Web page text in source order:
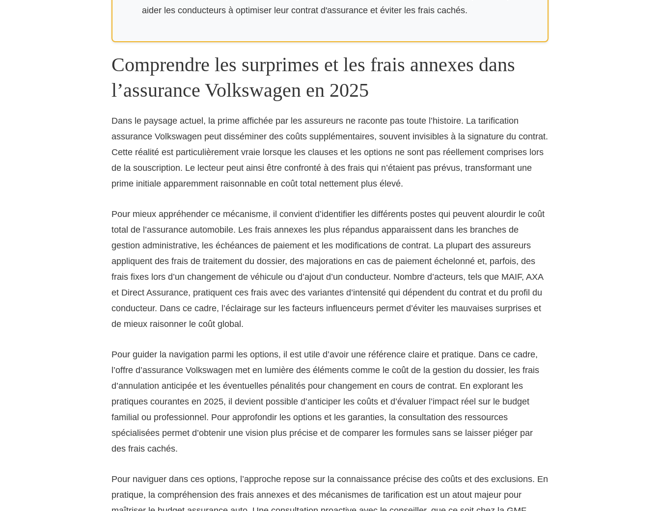
aider les conducteurs à optimiser leur contrat d'assurance et éviter les frais cachés.
Comprendre les surprimes et les frais annexes dans
l’assurance Volkswagen en 2025
Dans le paysage actuel, la prime affichée par les assureurs ne raconte pas toute l’histoire. La tarification
assurance Volkswagen peut disséminer des coûts supplémentaires, souvent invisibles à la signature du contrat.
Cette réalité est particulièrement vraie lorsque les clauses et les options ne sont pas réellement comprises lors
de la souscription. Le lecteur peut ainsi être confronté à des frais qui n’étaient pas prévus, transformant une
prime initiale apparemment raisonnable en coût total nettement plus élevé.
Pour mieux appréhender ce mécanisme, il convient d’identifier les différents postes qui peuvent alourdir le coût
total de l’assurance automobile. Les frais annexes les plus répandus apparaissent dans les branches de
gestion administrative, les échéances de paiement et les modifications de contrat. La plupart des assureurs
appliquent des frais de traitement du dossier, des majorations en cas de paiement échelonné et, parfois, des
frais fixes lors d’un changement de véhicule ou d’ajout d’un conducteur. Nombre d’acteurs, tels que MAIF, AXA
et Direct Assurance, pratiquent ces frais avec des variantes d’intensité qui dépendent du contrat et du profil du
conducteur. Dans ce cadre, l’éclairage sur les facteurs influenceurs permet d’éviter les mauvaises surprises et
de mieux raisonner le coût global.
Pour guider la navigation parmi les options, il est utile d’avoir une référence claire et pratique. Dans ce cadre,
l’offre d’assurance Volkswagen met en lumière des éléments comme le coût de la gestion du dossier, les frais
d’annulation anticipée et les éventuelles pénalités pour changement en cours de contrat. En explorant les
pratiques courantes en 2025, il devient possible d’anticiper les coûts et d’évaluer l’impact réel sur le budget
familial ou professionnel. Pour approfondir les options et les garanties, la consultation des ressources
spécialisées permet d’obtenir une vision plus précise et de comparer les formules sans se laisser piéger par
des frais cachés.
Pour naviguer dans ces options, l’approche repose sur la connaissance précise des coûts et des exclusions. En
pratique, la compréhension des frais annexes et des mécanismes de tarification est un atout majeur pour